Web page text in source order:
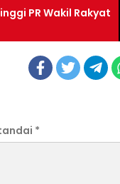
PR Wakil Rakyat
*